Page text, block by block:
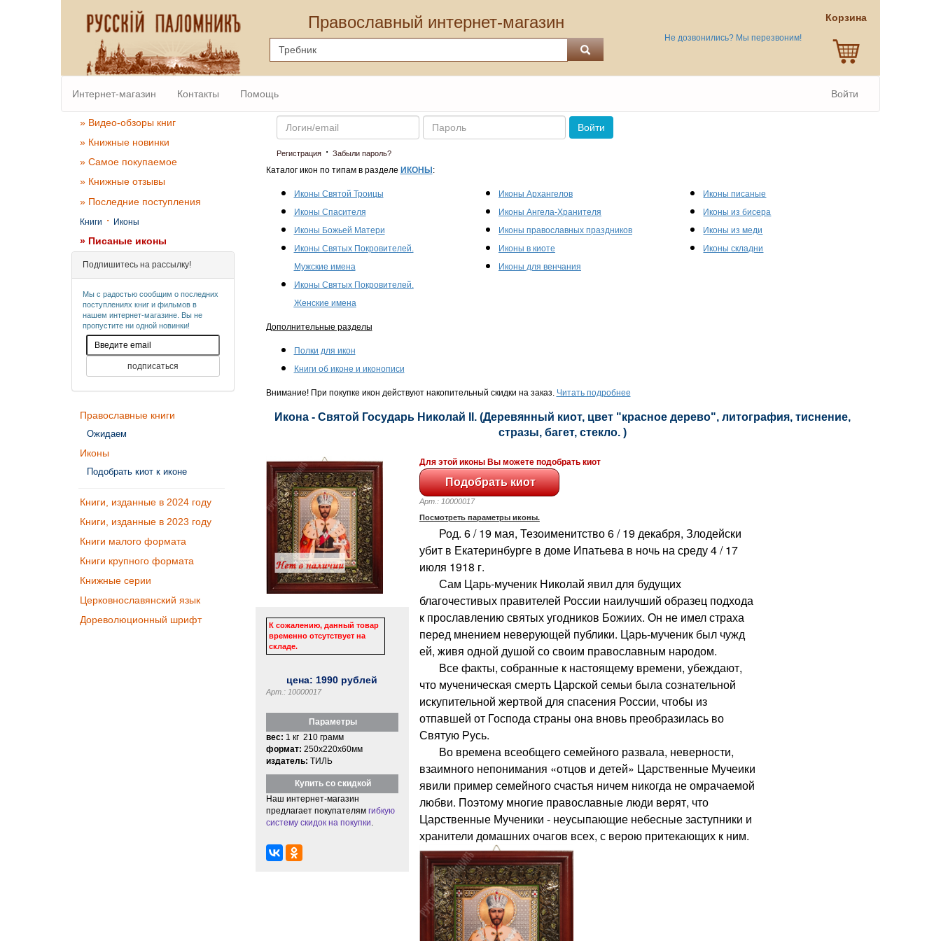
Православный интернет-магазин
Не дозвонились? Мы перезвоним!
Корзина
Интернет-магазин Контакты Помощь Войти
» Видео-обзоры книг
» Книжные новинки
» Самое покупаемое
» Книжные отзывы
» Последние поступления
Книги · Иконы
» Писаные иконы
Подпишитесь на рассылку!
Мы с радостью сообщим о последних
поступлениях книг и фильмов в
нашем интернет-магазине. Вы не
пропустите ни одной новинки!
Православные книги
Ожидаем
Иконы
Подобрать киот к иконе
Книги, изданные в 2024 году
Книги, изданные в 2023 году
Книги малого формата
Книги крупного формата
Книжные серии
Церковнославянский язык
Дореволюционный шрифт
Email Пароль
Войти
Регистрация· Забыли пароль?
Каталог икон по типам в разделе ИКОНЫ :
Иконы Святой Троицы
Иконы Спасителя
Иконы Божьей Матери
Иконы Святых Покровителей.
Мужские имена
Иконы Святых Покровителей.
Женские имена
Иконы Архангелов
Иконы Ангела-Хранителя
Иконы православных праздников
Иконы в киоте
Иконы для венчания
Иконы писаные
Иконы из бисера
Иконы из меди
Иконы складни
Дополнительные разделы
Полки для икон
Книги об иконе и иконописи
Внимание! При покупке икон действуют накопительный скидки на заказ. Читать подробнее
Икона - Святой Государь Николай II. (Деревянный киот, цвет "красное дерево", литография, тиснение,
стразы, багет, стекло. )
К сожалению, данный товар
временно отсутствует на
складе.
цена: 1990 рублей
Арт.: 10000017
Параметры
вес: 1 кг 210 грамм
формат: 250x220x60мм
издатель: ТИЛЬ
Купить со скидкой
Наш интернет-магазин
предлагает покупателям гибкую
систему скидок на покупки
Для этой иконы Вы можете подобрать киот
Арт.: 10000017
Посмотреть параметры иконы.
Род. 6 / 19 мая, Тезоименитство 6 / 19 декабря, Злодейски
убит в Екатеринбурге в доме Ипатьева в ночь на среду 4 / 17
июля 1918 г.
Сам Царь-мученик Николай явил для будущих
благочестивых правителей России наилучший образец подхода
к прославлению святых угодников Божиих. Он не имел страха
перед мнением неверующей публики. Царь-мученик был чужд
ей, живя одной душой со своим православным народом.
Все факты, собранные к настоящему времени, убеждают,
что мученическая смерть Царской семьи была сознательной
искупительной жертвой для спасения России, чтобы из
отпавшей от Господа страны она вновь преобразилась во
Святую Русь.
Во времена всеобщего семейного развала, неверности,
взаимного непонимания «отцов и детей» Царственные Мучеики
явили пример семейного счастья ничем никогда не омрачаемой
любви. Поэтому многие православные люди верят, что
Царственные Мученики - неусыпающие небесные заступники и
хранители домашних очагов всех, с верою притекающих к ним.